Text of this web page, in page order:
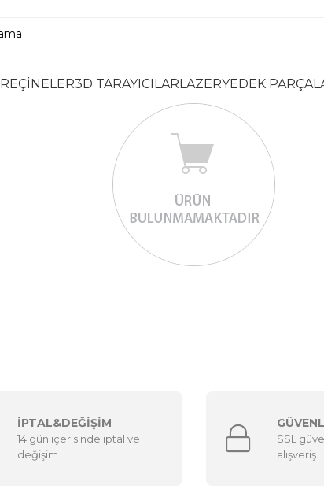
REÇİNELER3D TARAYICILARLAZERYEDEK
İPTAL&DEĞİŞİM
14 gün içerisinde iptal ve
değişim
SSL
alışveriş